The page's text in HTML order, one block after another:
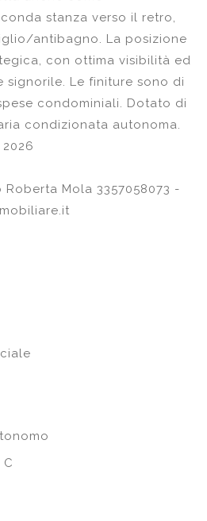
stanza verso il retro,
antibagno. La posizione
con ottima visibilità ed
Le finiture sono di
condominiali. Dotato di
condizionata autonoma.
Mola 3357058073 -
C